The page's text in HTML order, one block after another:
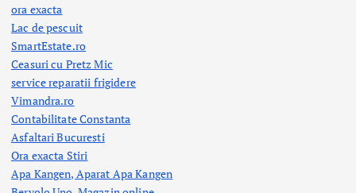
ora exacta
Lac de pescuit
SmartEstate.ro
Ceasuri cu Pretz Mic
service reparatii frigidere
Vimandra.ro
Contabilitate Constanta
Asfaltari Bucuresti
Ora exacta Stiri
Apa Kangen, Aparat Apa Kangen